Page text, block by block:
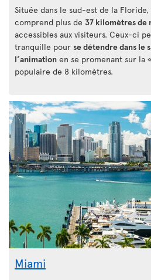
Située dans le sud-est de la
comprend plus de 37 kilomètres de
accessibles aux visiteurs. Ceux-ci
tranquille pour se détendre dans le
l’animation en se promenant sur la
populaire de 8 kilomètres.
Miami